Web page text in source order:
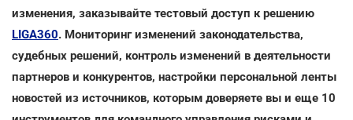
изменения, заказывайте тестовый доступ к решению
LIGA360. Мониторинг изменений законодательства,
судебных решений, контроль изменений в деятельности
партнеров и конкурентов, настройки персональной ленты
новостей из источников, которым доверяете вы и еще 10